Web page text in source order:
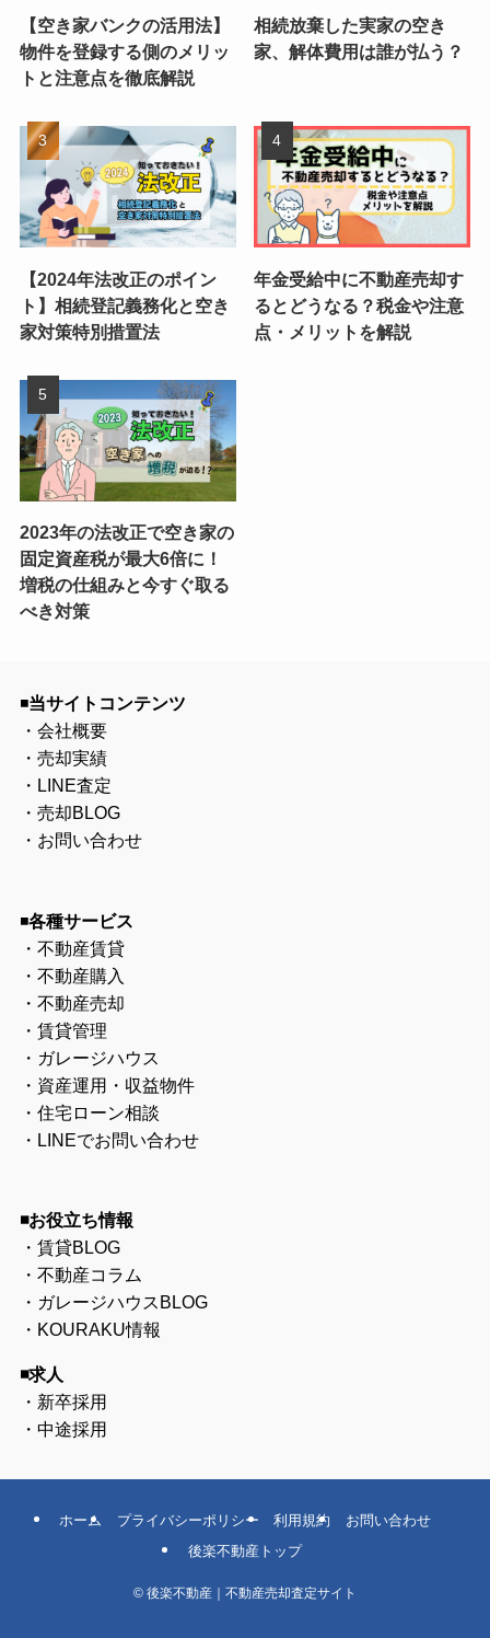
【空き家バンクの活用法】
物件を登録する側のメリッ
トと注意点を徹底解説
相続放棄した実家の空き
家、解体費用は誰が払う？
【2024年法改正のポイン
ト】相続登記義務化と空き
家対策特別措置法
年金受給中に不動産売却す
るとどうなる？税金や注意
点・メリットを解説
2023年の法改正で空き家の
固定資産税が最大6倍に！
増税の仕組みと今すぐ取る
べき対策
◾️当サイトコンテンツ
・ 会社概要
・ 売却実績
・ LINE査定
・ 売却BLOG
・ お問い合わせ
◾️各種サービス
・ 不動産賃貸
・ 不動産購入
・ 不動産売却
・ 賃貸管理
・ ガレージハウス
・ 資産運用・収益物件
・ 住宅ローン相談
・ LINEでお問い合わせ
◾️お役立ち情報
・ 賃貸BLOG
・ 不動産コラム
・ ガレージハウスBLOG
・ KOURAKU情報
◾️求人
・ 新卒採用
・ 中途採用
ホーム プライバシーポリシー 利用規約
お問い合わせ
後楽不動産トップ
© 後楽不動産｜不動産売却査定サイト